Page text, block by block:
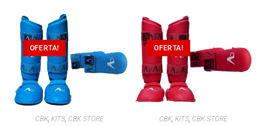
OFERTA!
CBK, KITS, CBK STORE
OFERTA!
CBK,KITS, CBK STORE